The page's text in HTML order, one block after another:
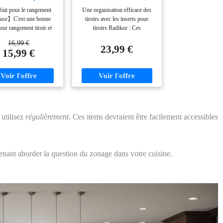
Tiroir, 4
15 Pack
pour le rangement
】C'est une bonne
rangement tiroir et
à tous les types de
que lavabo, salle de
maquillage, des
de maquillage, des
de cheveux, des
des ustensiles. Facile
qui vous permettent
x 5 cm(1 pièces), 23 x
16,99 €
15,99 €
Rangement Tiroir 4
Tailles
Une organisation efficace des
tiroirs avec les inserts pour
tiroirs Radikor : Ces
must pour chaque cuisine,
chaque salle de bain, chaque
chaque autre tiroir. Avec ce set
de 31 organisateurs de tiroirs
de 4 tailles différentes, vous
manière ordonnée et claire 31
qualité, robuste et durable. Cet
différentes tailles vous
23,99 €
utilisez régulièrement. Ces items devraient être facilement accessibles
aborder la question du zonage dans votre cuisine.